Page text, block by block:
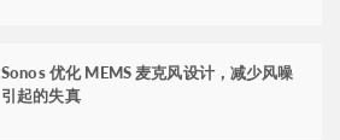
Sonos 优化 MEMS 麦克风设计，减少风噪
引起的失真